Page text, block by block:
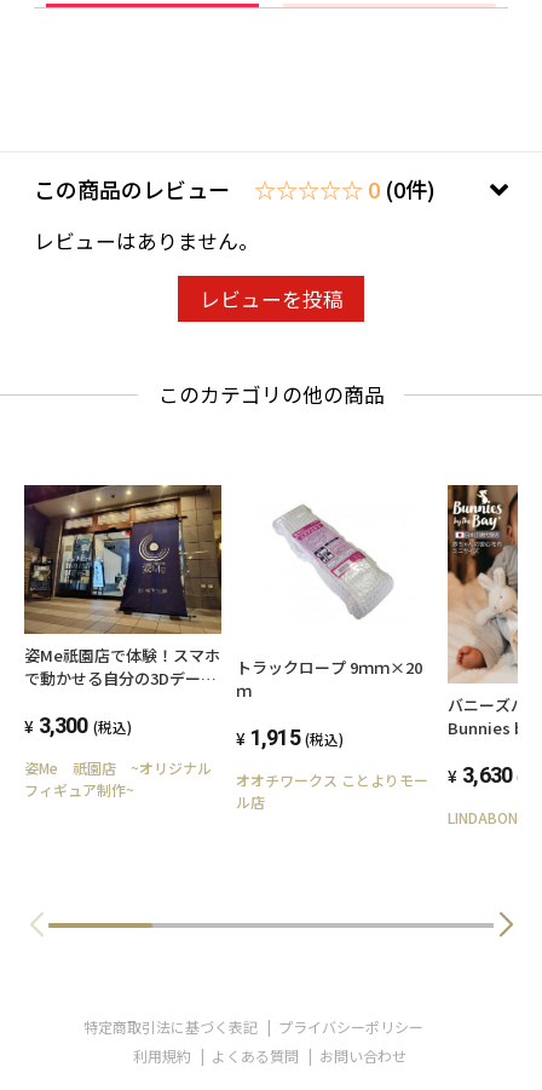
この商品のレビュー ☆☆☆☆☆ 0 (0件)
レビューはありません。
レビューを投稿
このカテゴリの他の商品
姿Me祇園店で体験！スマホ
で動かせる自分の3Dデータ
3,300 (税込)
姿Me 祇園店 ~オリジナル
フィギュア制作~
トラックロープ 9ｍｍ×20
ｍ
1,915 (税込)
オオチワークス ことよりモー
ル店
バニーズバ
Bunnies by
ズ）｜赤ち
い、ファー
3,630 (税
LINDABONITA
特定商取引法に基づく表記
プライバシーポリシー
利用規約
よくある質問 お問い合わせ